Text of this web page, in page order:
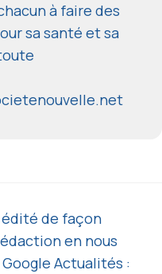
à faire des
sa santé et sa
de façon
en nous
Actualités :